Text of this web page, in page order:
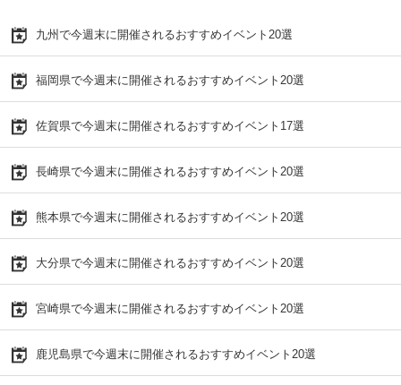
九州で今週末に開催されるおすすめイベント20選
福岡県で今週末に開催されるおすすめイベント20選
佐賀県で今週末に開催されるおすすめイベント17選
長崎県で今週末に開催されるおすすめイベント20選
熊本県で今週末に開催されるおすすめイベント20選
大分県で今週末に開催されるおすすめイベント20選
宮崎県で今週末に開催されるおすすめイベント20選
鹿児島県で今週末に開催されるおすすめイベント20選